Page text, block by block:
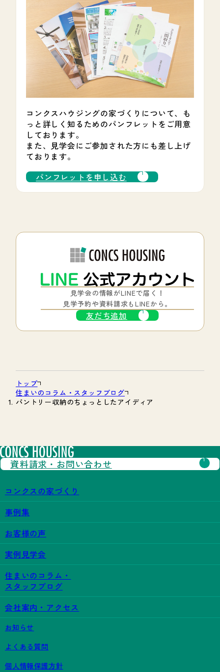
コンクスハウジングの家づくりについて、も
っと詳しく知るためのパンフレットをご用意
しております。
また、見学会にご参加された方にも差し上げ
ております。
パンフレットを申し込む
見学会の情報がLINEで届く！
見学予約や資料請求もLINEから。
友だち追加
トップ
住まいのコラム・スタッフブログ
パントリー収納のちょっとしたアイディア
コンクスの家づくり
事例集
お客様の声
実例見学会
住まいのコラム・
スタッフブログ
会社案内・アクセス
お知らせ
よくある質問
個人情報保護方針
資料請求・ お問い合わせ